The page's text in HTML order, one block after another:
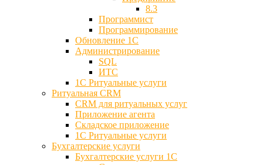
8.3
Программист
Программирование
Обновление 1С
Администрирование
SQL
ИТС
1С Ритуальные услуги
Ритуальная CRM
CRM для ритуальных услуг
Приложение агента
Складское приложение
1С Ритуальные услуги
Бухгалтерские услуги
Бухгалтерские услуги 1С